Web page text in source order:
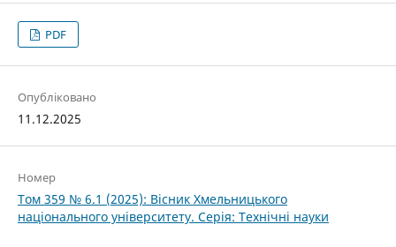
PDF
Опубліковано
11.12.2025
Номер
Том 359 № 6.1 (2025): Вісник Хмельницького
національного університету. Серія: Технічні науки